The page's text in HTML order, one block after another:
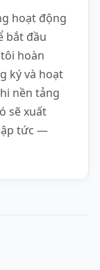
hoạt động
bắt đầu
hoàn
ký và hoạt
nền tảng
sẽ xuất
tức —